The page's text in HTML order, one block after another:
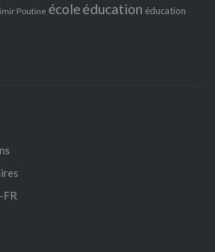
Poutine écoleéducation éducation
FR